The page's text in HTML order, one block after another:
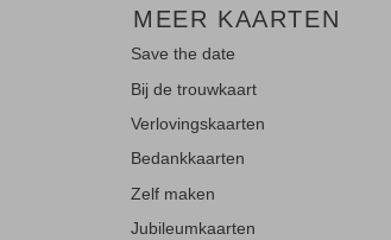
MEER KAARTEN
Save the date
Bij de trouwkaart
Verlovingskaarten
Bedankkaarten
Zelf maken
Jubileumkaarten